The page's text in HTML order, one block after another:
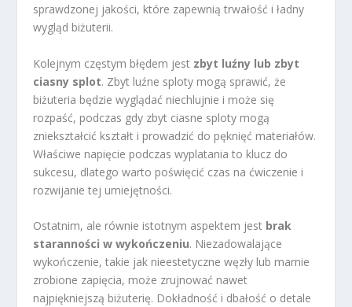
sprawdzonej jakości, które zapewnią trwałość i ładny
wygląd biżuterii.
Kolejnym częstym błędem jest zbyt luźny lub zbyt
ciasny splot. Zbyt luźne sploty mogą sprawić, że
biżuteria będzie wyglądać niechlujnie i może się
rozpaść, podczas gdy zbyt ciasne sploty mogą
zniekształcić kształt i prowadzić do pęknięć materiałów.
Właściwe napięcie podczas wyplatania to klucz do
sukcesu, dlatego warto poświęcić czas na ćwiczenie i
rozwijanie tej umiejętności.
Ostatnim, ale równie istotnym aspektem jest brak
staranności w wykończeniu. Niezadowalające
wykończenie, takie jak nieestetyczne węzły lub marnie
zrobione zapięcia, może zrujnować nawet
najpiękniejszą biżuterię. Dokładność i dbałość o detale